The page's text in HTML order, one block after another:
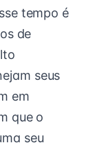
tempo é
de
seus
em
que o
seu